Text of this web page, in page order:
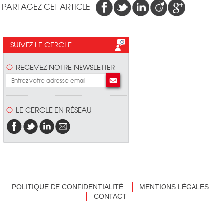
PARTAGEZ CET ARTICLE
SUIVEZ LE CERCLE
RECEVEZ NOTRE NEWSLETTER
LE CERCLE EN RÉSEAU
POLITIQUE DE CONFIDENTIALITÉ
MENTIONS LÉGALES
CONTACT